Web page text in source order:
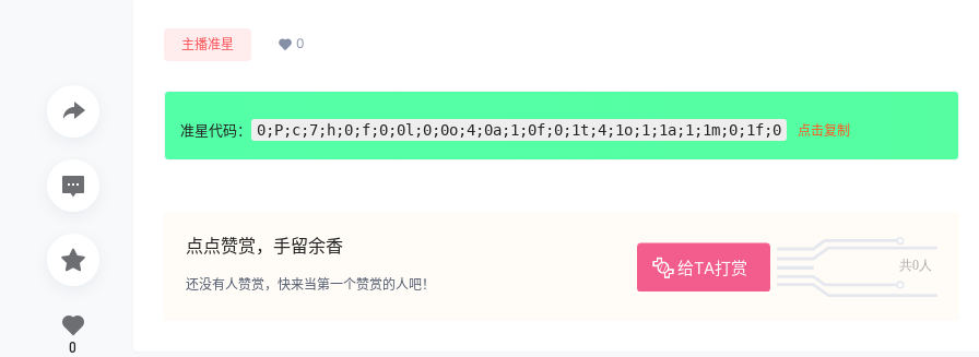
主播准星 0
准星代码： 0;P;c;7;h;0;f;0;0l;0;0o;4;0a;1;0f;0;1t;4;1o;1;1a;1;1m;0;1f;0 点击复制
点点赞赏，手留余香
给TA打赏 共0人
还没有人赞赏，快来当第一个赞赏的人吧！
0